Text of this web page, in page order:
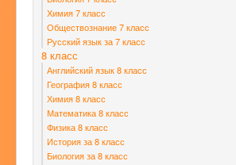
Химия 7 класс
Обществознание 7 класс
Русский язык за 7 класс
8 класс
Английский язык 8 класс
География 8 класс
Химия 8 класс
Математика 8 класс
Физика 8 класс
История за 8 класс
Биология за 8 класс